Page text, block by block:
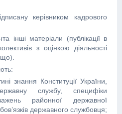
керівником кадрового
інші матеріали (публікації в
з оцінкою діяльності
знання Конституції України,
службу, специфіки
районної державної
державного службовця;